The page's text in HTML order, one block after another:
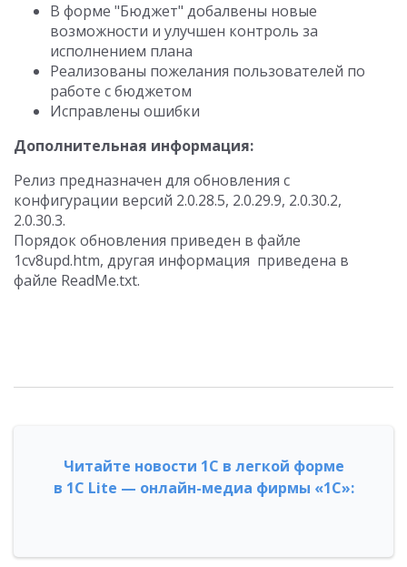
В форме "Бюджет" добалвены новые
возможности и улучшен контроль за
исполнением плана
Реализованы пожелания пользователей по
работе с бюджетом
Исправлены ошибки
Дополнительная информация:
Релиз предназначен для обновления с
конфигурации версий 2.0.28.5, 2.0.29.9, 2.0.30.2,
2.0.30.3.
Порядок обновления приведен в файле
1cv8upd.htm, другая информация приведена в
файле ReadMe.txt.
Читайте новости 1С в легкой форме
в 1С Lite — онлайн-медиа фирмы «1С»: